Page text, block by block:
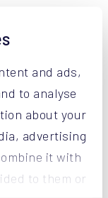
and ads,
to analyse
about your
advertising
it with
to them or
Ihre
lassen Sie